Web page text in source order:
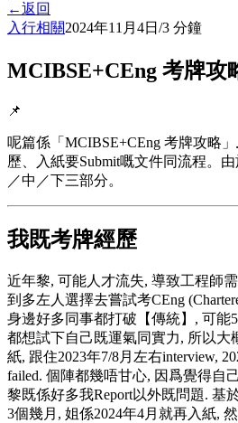
←返回
入行相關2024年11月4日 /3 分鐘
MCIBSE+CEng 考牌攻
📌
呢篇係「MCIBSE+CEng 考牌攻略」
歷、入紙要Submit嘅文件同流程。
／中／下三部分。
我既考牌經歷
近年黎, 可能人才流失, 導致工程師
到多左人選擇去嘗試考CEng
身邊好多同事都打破【傳統】, 可能
都想試下自己既運氣同實力, 所以大
紙, 跟住2023年7/8月左右interview,
failed. 個陣都幾唔甘心, 因爲覺得自
黎既係好多我Report以外既問題. 基
3個幾月, 姐係2024年4月就再入紙,